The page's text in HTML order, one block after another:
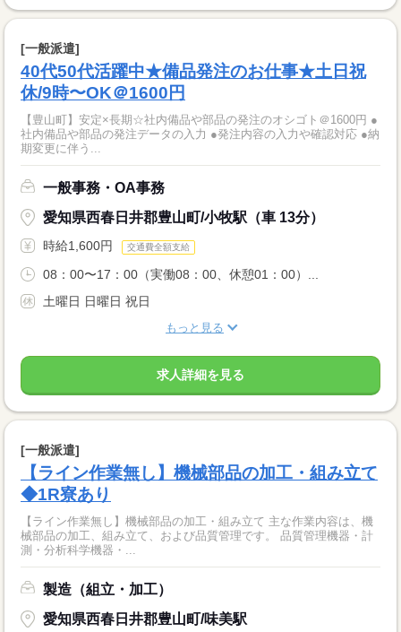
[一般派遣]
40代50代活躍中★備品発注のお仕事★土日祝
休/9時〜OK＠1600円
【豊山町】安定×長期☆社内備品や部品の発注のオシゴト＠1600円 ●
社内備品や部品の発注データの入力 ●発注内容の入力や確認対応 ●納
期変更に伴う...
一般事務・OA事務
愛知県西春日井郡豊山町/小牧駅（車 13分）
時給1,600円 交通費全額支給
08：00〜17：00（実働08：00、休憩01：00）...
土曜日 日曜日 祝日
もっと見る
求人詳細を見る
[一般派遣]
【ライン作業無し】機械部品の加工・組み立て
◆1R寮あり
【ライン作業無し】機械部品の加工・組み立て 主な作業内容は、機
械部品の加工、組み立て、および品質管理です。 品質管理機器・計
測・分析科学機器・...
製造（組立・加工）
愛知県西春日井郡豊山町/味美駅